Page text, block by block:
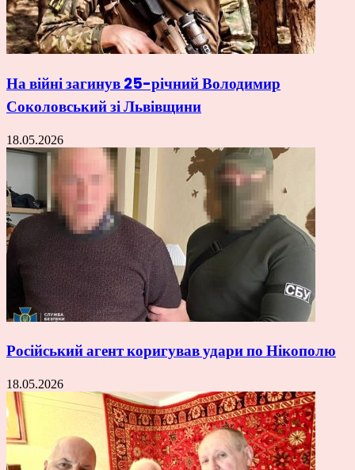
На війні загинув 25-річний Володимир
Соколовський зі Львівщини
18.05.2026
Російський агент коригував удари по Нікополю
18.05.2026